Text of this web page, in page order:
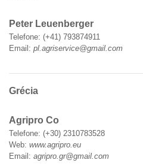
Peter Leuenberger
Telefone: (+41) 793874911
Email: pl.agriservice@gmail.com
Grécia
Agripro Co
Telefone: (+30) 2310783528
Web: www.agripro.eu
Email: agripro.gr@gmail.com